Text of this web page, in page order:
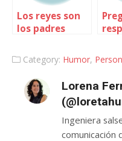
Los reyes son
los padres
Category: Humor,
Lorena
Ingeniera
comunicación